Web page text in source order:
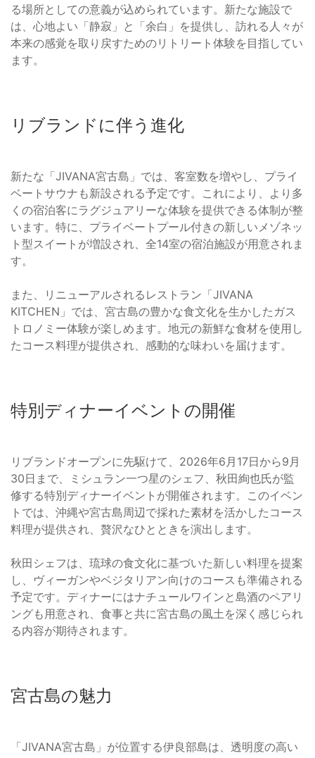
る場所としての意義が込められています。新たな施設で
は、心地よい「静寂」と「余白」を提供し、訪れる人々が
本来の感覚を取り戻すためのリトリート体験を目指してい
ます。
リブランドに伴う進化
新たな「JIVANA宮古島」では、客室数を増やし、プライ
ベートサウナも新設される予定です。これにより、より多
くの宿泊客にラグジュアリーな体験を提供できる体制が整
います。特に、プライベートプール付きの新しいメゾネッ
ト型スイートが増設され、全14室の宿泊施設が用意されま
す。
また、リニューアルされるレストラン「JIVANA
KITCHEN」では、宮古島の豊かな食文化を生かしたガス
トロノミー体験が楽しめます。地元の新鮮な食材を使用し
たコース料理が提供され、感動的な味わいを届けます。
特別ディナーイベントの開催
リブランドオープンに先駆けて、2026年6月17日から9月
30日まで、ミシュラン一つ星のシェフ、秋田絢也氏が監
修する特別ディナーイベントが開催されます。このイベン
トでは、沖縄や宮古島周辺で採れた素材を活かしたコース
料理が提供され、贅沢なひとときを演出します。
秋田シェフは、琉球の食文化に基づいた新しい料理を提案
し、ヴィーガンやベジタリアン向けのコースも準備される
予定です。ディナーにはナチュールワインと島酒のペアリ
ングも用意され、食事と共に宮古島の風土を深く感じられ
る内容が期待されます。
宮古島の魅力
「JIVANA宮古島」が位置する伊良部島は、透明度の高い